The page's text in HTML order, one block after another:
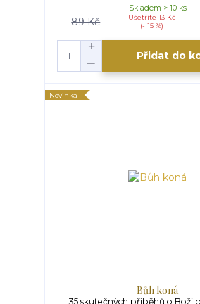
89 Kč
Ušetříte 13 Kč
(- 15 %)
Skladem > 10 ks
Přidat do
Novinka
Bůh koná
35 skutečných příběhů o Boží